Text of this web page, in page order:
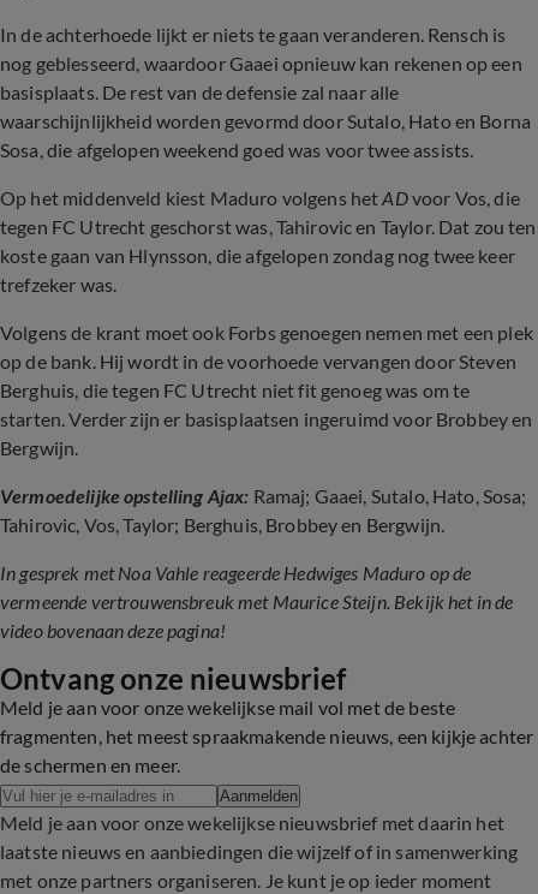
In de achterhoede lijkt er niets te gaan veranderen. Rensch is
nog geblesseerd, waardoor Gaaei opnieuw kan rekenen op een
basisplaats. De rest van de defensie zal naar alle
waarschijnlijkheid worden gevormd door Sutalo, Hato en Borna
Sosa, die afgelopen weekend goed was voor twee assists.
Op het middenveld kiest Maduro volgens hetADvoor Vos, die
tegen FC Utrecht geschorst was, Tahirovic en Taylor. Dat zou ten
koste gaan van Hlynsson, die afgelopen zondag nog twee keer
trefzeker was.
Volgens de krant moet ook Forbs genoegen nemen met een plek
op de bank. Hij wordt in de voorhoede vervangen door Steven
Berghuis, die tegen FC Utrecht niet fit genoeg was om te
starten. Verder zijn er basisplaatsen ingeruimd voor Brobbey en
Bergwijn.
Vermoedelijke opstelling Ajax: Ramaj; Gaaei, Sutalo, Hato, Sosa;
Tahirovic, Vos, Taylor; Berghuis, Brobbey en Bergwijn.
In gesprek met Noa Vahle reageerde Hedwiges Maduro op de
vermeende vertrouwensbreuk met Maurice Steijn. Bekijk het in de
video bovenaan deze pagina!
Ontvang onze nieuwsbrief
Meld je aan voor onze wekelijkse mail vol met de beste
fragmenten, het meest spraakmakende nieuws, een kijkje achter
de schermen en meer.
Aanmelden
Meld je aan voor onze wekelijkse nieuwsbrief met daarin het
laatste nieuws en aanbiedingen die wijzelf of in samenwerking
met onze partners organiseren. Je kunt je op ieder moment